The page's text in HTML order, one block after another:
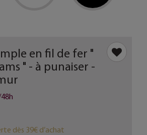
en fil de fer "
" - à punaiser -
dès 39€ d’achat